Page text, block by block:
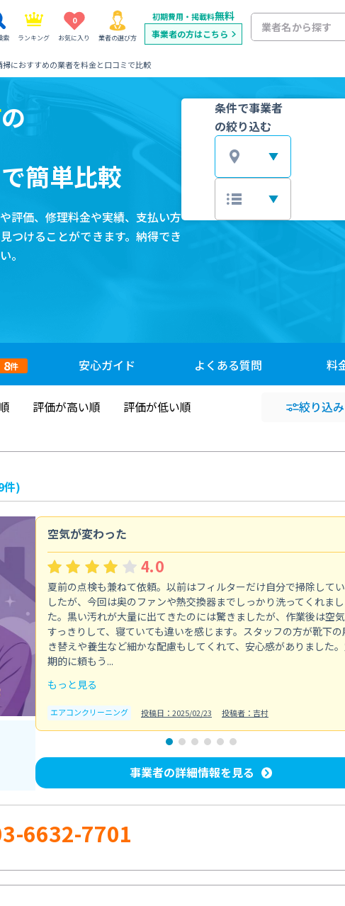
索 ランキング
0
お気に入り 業者の選び方
初期費用・掲載料無料
事業者の方はこちら
におすすめの業者を料金と口コミで比較
の
簡単比較
評価、修理料金や実績、支払い方
つけることができます。納得でき
。
条件で事業者
の絞り込む
8件 安心ガイド よくある質問 料
評価が高い順 評価が低い順 絞り込み
件)
空気が変わった
4.0
夏前の点検も兼ねて依頼。以前はフィルターだけ自分で掃除して
したが、今回は奥のファンや熱交換器までしっかり洗ってくれまし
た。黒い汚れが大量に出てきたのには驚きましたが、作業後は空
すっきりして、寝ていても違いを感じます。スタッフの方が靴下の
き替えや養生など細かな配慮もしてくれて、安心感がありました
期的に頼もう...
もっと見る
エアコンクリーニング 投稿日：2025/02/23 投稿者：吉村
事業者の詳細情報を見る
6632-7701